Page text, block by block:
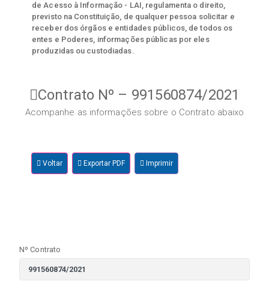
de Acesso à Informação - LAI, regulamenta o direito,
previsto na Constituição, de qualquer pessoa solicitar e
receber dos órgãos e entidades públicos, de todos os
entes e Poderes, informações públicas por eles
produzidas ou custodiadas.
Contrato Nº – 991560874/2021
Acompanhe as informações sobre o Contrato abaixo
Voltar Exportar PDF Imprimir
Nº Contrato